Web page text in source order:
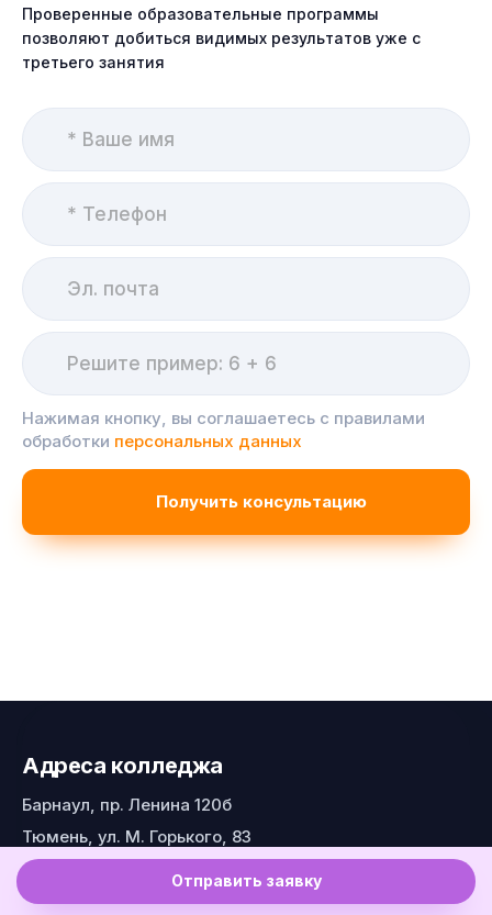
Отправить заявку
Адреса колледжа
Барнаул, пр. Ленина 120б
Тюмень, ул. М. Горького, 83
8 800 222 51 29
info@tutoriya.ru
Проверенные образовательные программы
позволяют добиться видимых результатов уже с
третьего занятия
Нажимая кнопку, вы соглашаетесь с правилами
обработки персональных данных